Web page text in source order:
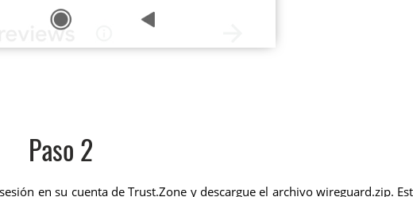
Paso 2
en su cuenta de Trust.Zone y descargue el archivo wireguard.zip.